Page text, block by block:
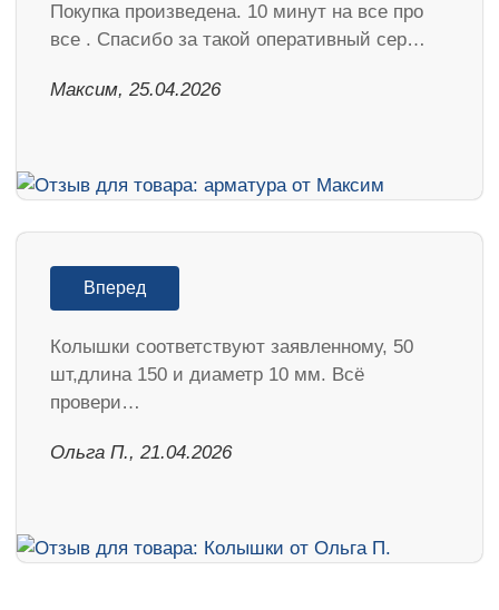
Покупка произведена. 10 минут на все про
все . Спасибо за такой оперативный сер…
Максим, 25.04.2026
Вперед
Колышки соответствуют заявленному, 50
шт,длина 150 и диаметр 10 мм. Всё
провери…
Ольга П., 21.04.2026